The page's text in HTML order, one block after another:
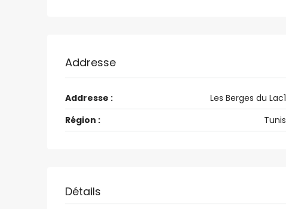
Addresse
Addresse : Les Berges du Lac1
Région :
Tunis
Détails